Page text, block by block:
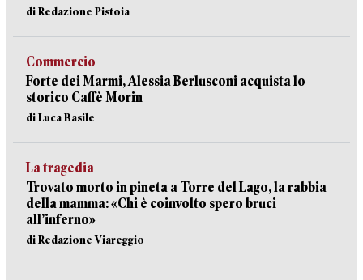
di Redazione Pistoia
Commercio
Forte dei Marmi, Alessia Berlusconi acquista lo
storico Caffè Morin
di Luca Basile
La tragedia
Trovato morto in pineta a Torre del Lago, la rabbia
della mamma: «Chi è coinvolto spero bruci
all’inferno»
di Redazione Viareggio